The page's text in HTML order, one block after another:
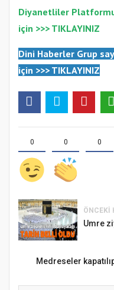
Diyanetliler
için >>> TIKLAYINIZ
Dini Haberler Grup
için >>> TIKLAYINIZ
0 0 0
ÖNCEKI
Umre
Medreseler